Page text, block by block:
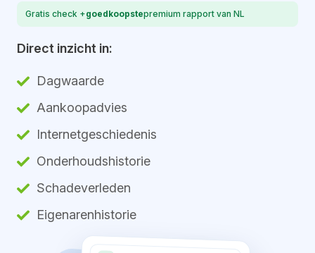
Gratis check +goedkoopstepremium rapport van NL
Direct inzicht in:
Dagwaarde
Aankoopadvies
Internetgeschiedenis
Onderhoudshistorie
Schadeverleden
Eigenarenhistorie